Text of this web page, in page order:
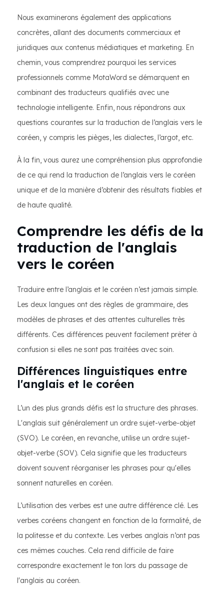
Nous examinerons également des applications
concrètes, allant des documents commerciaux et
juridiques aux contenus médiatiques et marketing. En
chemin, vous comprendrez pourquoi les services
professionnels comme MotaWord se démarquent en
combinant des traducteurs qualifiés avec une
technologie intelligente. Enfin, nous répondrons aux
questions courantes sur la traduction de l’anglais vers le
coréen, y compris les pièges, les dialectes, l’argot, etc.
À la fin, vous aurez une compréhension plus approfondie
de ce qui rend la traduction de l’anglais vers le coréen
unique et de la manière d’obtenir des résultats fiables et
de haute qualité.
Comprendre les défis de la
traduction de l'anglais
vers le coréen
Traduire entre l’anglais et le coréen n’est jamais simple.
Les deux langues ont des règles de grammaire, des
modèles de phrases et des attentes culturelles très
différents. Ces différences peuvent facilement prêter à
confusion si elles ne sont pas traitées avec soin.
Différences linguistiques entre
l'anglais et le coréen
L’un des plus grands défis est la structure des phrases.
L'anglais suit généralement un ordre sujet-verbe-objet
(SVO). Le coréen, en revanche, utilise un ordre sujet-
objet-verbe (SOV). Cela signifie que les traducteurs
doivent souvent réorganiser les phrases pour qu'elles
sonnent naturelles en coréen.
L’utilisation des verbes est une autre différence clé. Les
verbes coréens changent en fonction de la formalité, de
la politesse et du contexte. Les verbes anglais n’ont pas
ces mêmes couches. Cela rend difficile de faire
correspondre exactement le ton lors du passage de
l'anglais au coréen.